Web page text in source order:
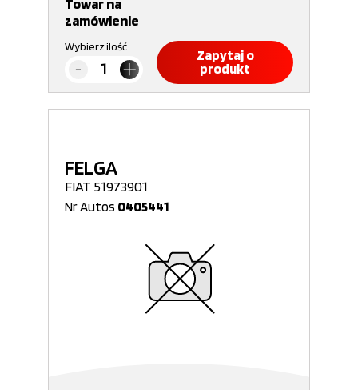
Towar na
zamówienie
Wybierz ilość
Zapytaj o
produkt
FELGA
FIAT 51973901
Nr Autos 0405441